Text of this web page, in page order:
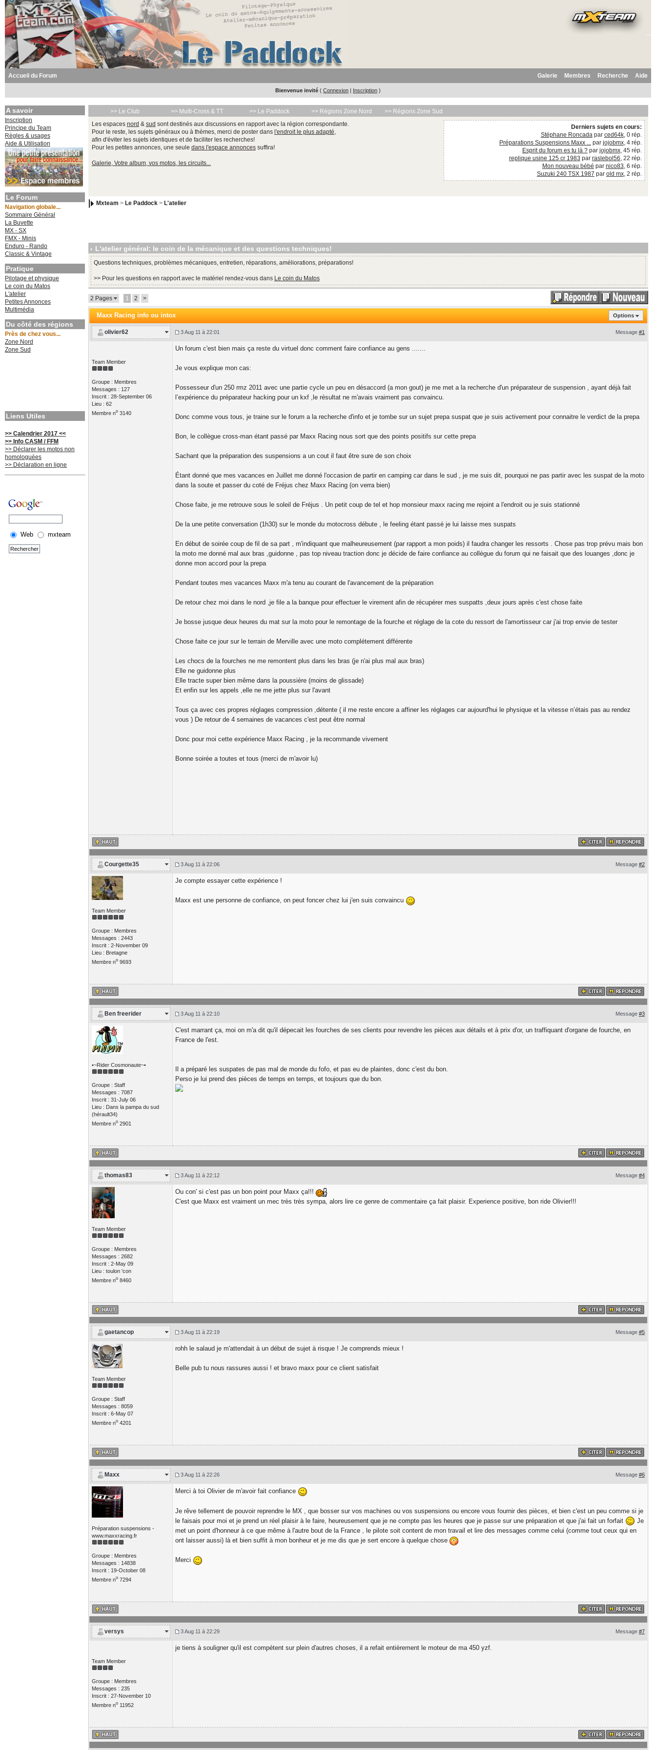
Accueil du Forum Aide
Recherche
Membres
Galerie
Bienvenue invité ( Connexion | Inscription )
A savoir
Inscription
Principe du Team
Règles & usages
Aide & Utilisation
Le Forum
Navigation globale...
Sommaire Général
La Buvette
MX - SX
FMX - Minis
Enduro - Rando
Classic & Vintage
Pratique
Pilotage et physique
Le coin du Matos
L'atelier
Petites Annonces
Multimédia
Du côté des régions
Près de chez vous...
Zone Nord
Zone Sud
Liens Utiles
>> Calendrier 2017 <<
>> Info CASM / FFM
>> Déclarer les motos non
homologuées
>> Déclaration en ligne
Web mxteam
>> Le Club >> Multi-Cross & TT >> Le Paddock >> Régions Zone Nord
>> Régions Zone Sud
Les espaces nord & sud sont destinés aux discussions en rapport avec la région correspondante.
Pour le reste, les sujets généraux ou à thèmes, merci de poster dans l'endroit le plus adapté,
afin d'éviter les sujets identiques et de faciliter les recherches!
Pour les petites annonces, une seule dans l'espace annoncessuffira!
Galerie, Votre album, vos motos, les circuits...
Derniers sujets en cours:
Stéphane Roncadapar ced64k, 0 rép.
Préparations Suspensions Maxx ...par jojobmx, 4 rép.
Esprit du forum es tu là ?par jojobmx, 45 rép.
replique usine 125 cr 1983 par raslebol56, 22 rép.
Mon nouveau bébé par nico83, 6 rép.
Suzuki 240 TSX 1987 par old mx, 2 rép.
Mxteam > Le Paddock> L'atelier
L'atelier général: le coin de la mécanique et des questions techniques!
Questions techniques, problèmes mécaniques, entretien, réparations, améliorations, préparations!
>> Pour les questions en rapport avec le matériel rendez-vous dans Le coin du Matos
2 Pages 1 2 >
Maxx Racing info ou intox Options
olivier62 3 Aug 11 à 22:01 Message #1
Team Member
Groupe : Membres
Messages : 127
Inscrit : 28-September 06
Lieu : 62
Membre no3140
Un forum c'est bien mais ça reste du virtuel donc comment faire confiance au gens .......
Je vous explique mon cas:
Possesseur d'un 250 rmz 2011 avec une partie cycle un peu en désaccord (a mon gout) je me met a la recherche d'un préparateur de suspension , ayant déjà fait
l’expérience du préparateur hacking pour un kxf ,le résultat ne m'avais vraiment pas convaincu.
Donc comme vous tous, je traine sur le forum a la recherche d'info et je tombe sur un sujet prepa suspat que je suis activement pour connaitre le verdict de la prepa
Bon, le collègue cross-man étant passé par Maxx Racing nous sort que des points positifs sur cette prepa
Sachant que la préparation des suspensions a un cout il faut être sure de son choix
Étant donné que mes vacances en Juillet me donné l'occasion de partir en camping car dans le sud , je me suis dit, pourquoi ne pas partir avec les suspat de la moto
dans la soute et passer du coté de Fréjus chez Maxx Racing (on verra bien)
Chose faite, je me retrouve sous le soleil de Fréjus . Un petit coup de tel et hop monsieur maxx racing me rejoint a l'endroit ou je suis stationné
De la une petite conversation (1h30) sur le monde du motocross débute , le feeling étant passé je lui laisse mes suspats
En début de soirée coup de fil de sa part , m'indiquant que malheureusement (par rapport a mon poids) il faudra changer les ressorts . Chose pas trop prévu mais bon
la moto me donné mal aux bras ,guidonne , pas top niveau traction donc je décide de faire confiance au collègue du forum qui ne faisait que des louanges ,donc je
donne mon accord pour la prepa
Pendant toutes mes vacances Maxx m'a tenu au courant de l'avancement de la préparation
De retour chez moi dans le nord ,je file a la banque pour effectuer le virement afin de récupérer mes suspatts ,deux jours après c'est chose faite
Je bosse jusque deux heures du mat sur la moto pour le remontage de la fourche et réglage de la cote du ressort de l'amortisseur car j'ai trop envie de tester
Chose faite ce jour sur le terrain de Merville avec une moto complétement différente
Les chocs de la fourches ne me remontent plus dans les bras (je n'ai plus mal aux bras)
Elle ne guidonne plus
Elle tracte super bien même dans la poussière (moins de glissade)
Et enfin sur les appels ,elle ne me jette plus sur l'avant
Tous ça avec ces propres réglages compression ,détente ( il me reste encore a affiner les réglages car aujourd'hui le physique et la vitesse n’étais pas au rendez
vous ) De retour de 4 semaines de vacances c'est peut être normal
Donc pour moi cette expérience Maxx Racing , je la recommande vivement
Bonne soirée a toutes et tous (merci de m'avoir lu)
Courgette35 3 Aug 11 à 22:06 Message #2
Team Member
Groupe : Membres
Messages : 2443
Inscrit : 2-November 09
Lieu : Bretagne
Membre no9693
Je compte essayer cette expérience !
Maxx est une personne de confiance, on peut foncer chez lui j'en suis convaincu
Ben freerider 3 Aug 11 à 22:10 Message #3
•~Rider Cosmonaute~•
Groupe : Staff
Messages : 7087
Inscrit : 31-July 06
Lieu : Dans la pampa du sud
(hérault34)
Membre no2901
C'est marrant ça, moi on m'a dit qu'il dépecait les fourches de ses clients pour revendre les pièces aux détails et à prix d'or, un traffiquant d'organe de fourche, en
France de l'est.
Il a préparé les suspates de pas mal de monde du fofo, et pas eu de plaintes, donc c'est du bon.
Perso je lui prend des pièces de temps en temps, et toujours que du bon.
thomas83 3 Aug 11 à 22:12 Message #4
Team Member
Groupe : Membres
Messages : 2682
Inscrit : 2-May 09
Lieu : toulon 'con
Membre no8460
Ou con' si c'est pas un bon point pour Maxx ça!!!
C'est que Maxx est vraiment un mec très très sympa, alors lire ce genre de commentaire ça fait plaisir. Experience positive, bon ride Olivier!!!
gaetancop 3 Aug 11 à 22:19 Message #5
Team Member
Groupe : Staff
Messages : 8059
Inscrit : 6-May 07
Membre no4201
rohh le salaud je m'attendait à un début de sujet à risque ! Je comprends mieux !
Belle pub tu nous rassures aussi ! et bravo maxx pour ce client satisfait
Maxx 3 Aug 11 à 22:26 Message #6
Préparation suspensions -
www.maxxracing.fr
Groupe : Membres
Messages : 14838
Inscrit : 19-October 08
Membre no7294
Merci à toi Olivier de m'avoir fait confiance
Je rêve tellement de pouvoir reprendre le MX , que bosser sur vos machines ou vos suspensions ou encore vous fournir des pièces, et bien c'est un peu comme si je
le faisais pour moi et je prend un réel plaisir à le faire, heureusement que je ne compte pas les heures que je passe sur une préparation et que j'ai fait un forfait
Je
met un point d'honneur à ce que même à l'autre bout de la France , le pilote soit content de mon travail et lire des messages comme celui (comme tout ceux qui en
ont laisser aussi) là et bien suffit à mon bonheur et je me dis que je sert encore à quelque chose
Merci
versys 3 Aug 11 à 22:29 Message #7
Team Member
Groupe : Membres
Messages : 235
Inscrit : 27-November 10
Membre no11952
je tiens à souligner qu'il est compétent sur plein d'autres choses, il a refait entièrement le moteur de ma 450 yzf.